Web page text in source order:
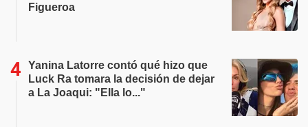
Figueroa
Yanina Latorre contó qué hizo que
Luck Ra tomara la decisión de dejar
a La Joaqui: "Ella lo..."